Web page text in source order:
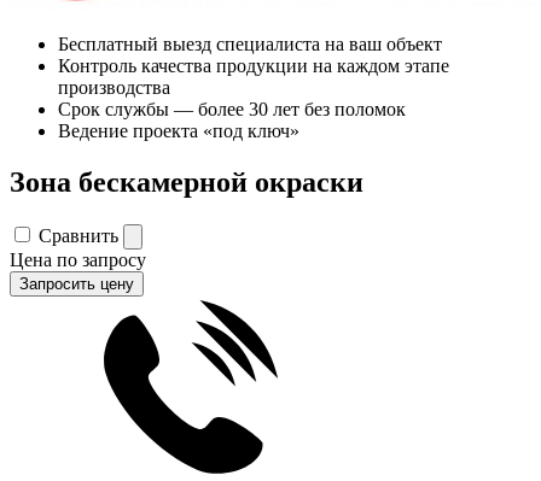
Бесплатный выезд специалиста на ваш объект
Контроль качества продукции на каждом этапе
производства
Срок службы — более 30 лет без поломок
Ведение проекта «под ключ»
Зона бескамерной окраски
Сравнить
Цена по запросу
Запросить цену